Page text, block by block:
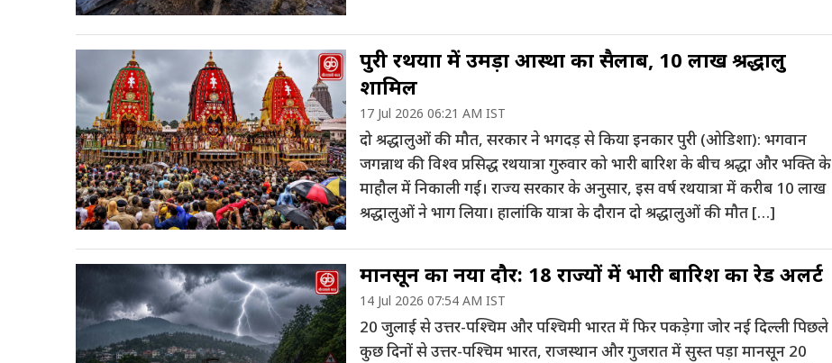
पुरी रथयात्रा में उमड़ा आस्था का सैलाब, 10 लाख श्रद्धालु
शामिल
17 Jul 2026 06:21 AM IST
दो श्रद्धालुओं की मौत, सरकार ने भगदड़ से किया इनकार पुरी (ओडिशा): भगवान
जगन्नाथ की विश्व प्रसिद्ध रथयात्रा गुरुवार को भारी बारिश के बीच श्रद्धा और भक्ति के
माहौल में निकाली गई। राज्य सरकार के अनुसार, इस वर्ष रथयात्रा में करीब 10 लाख
श्रद्धालुओं ने भाग लिया। हालांकि यात्रा के दौरान दो श्रद्धालुओं की मौत […]
मानसून का नया दौर: 18 राज्यों में भारी बारिश का रेड अलर्ट
14 Jul 2026 07:54 AM IST
20 जुलाई से उत्तर-पश्चिम और पश्चिमी भारत में फिर पकड़ेगा जोर नई दिल्ली पिछले
कुछ दिनों से उत्तर-पश्चिम भारत, राजस्थान और गुजरात में सुस्त पड़ा मानसून 20